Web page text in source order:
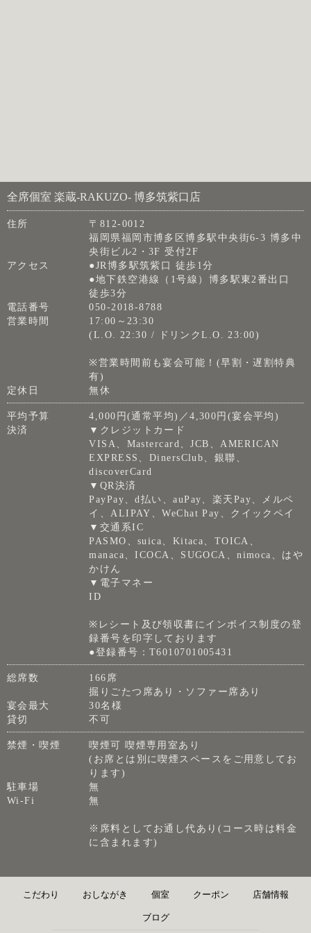
全席個室 楽蔵‐RAKUZO‐ 博多筑紫口店
住所
〒812-0012
福岡県福岡市博多区博多駅中央街6-3 博多中
央街ビル2・3F 受付2F
アクセス
●JR博多駅筑紫口 徒歩1分
●地下鉄空港線（1号線）博多駅東2番出口
徒歩3分
電話番号
050-2018-8788
営業時間
17:00～23:30
(L.O. 22:30 / ドリンクL.O. 23:00)
※営業時間前も宴会可能！(早割・遅割特典
有)
定休日
無休
平均予算
4,000円(通常平均)／4,300円(宴会平均)
決済
▼クレジットカード
VISA、Mastercard、JCB、AMERICAN
EXPRESS、DinersClub、銀聯、
discoverCard
▼QR決済
PayPay、d払い、auPay、楽天Pay、メルペ
イ、ALIPAY、WeChat Pay、クイックペイ
▼交通系IC
PASMO、suica、Kitaca、TOICA、
manaca、ICOCA、SUGOCA、nimoca、はや
かけん
▼電子マネー
ID
※レシート及び領収書にインボイス制度の登
録番号を印字しております
●登録番号：T6010701005431
総席数
166席
掘りごたつ席あり・ソファー席あり
宴会最大
30名様
貸切
不可
禁煙・喫煙
喫煙可 喫煙専用室あり
(お席とは別に喫煙スペースをご用意してお
ります)
駐車場
無
Wi-Fi
無
※席料としてお通し代あり(コース時は料金
に含まれます)
こだわり おしながき 個室 クーポン 店舗情報
ブログ